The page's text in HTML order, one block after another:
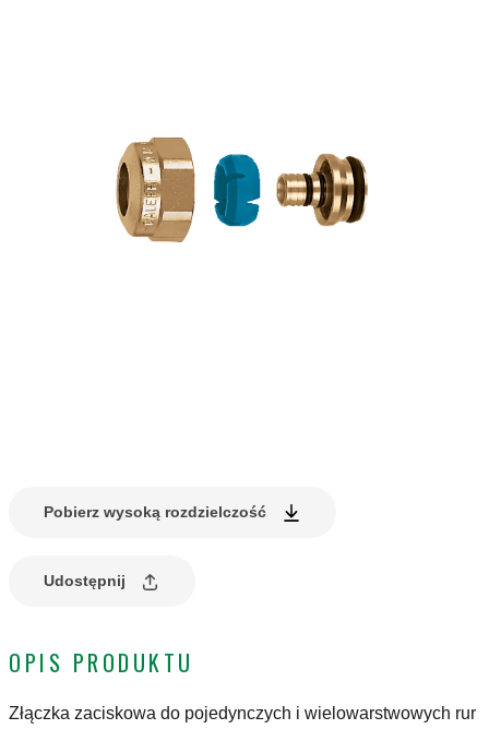
Pobierz wysoką rozdzielczość
Udostępnij
OPIS PRODUKTU
Złączka zaciskowa do pojedynczych i wielowarstwowych rur